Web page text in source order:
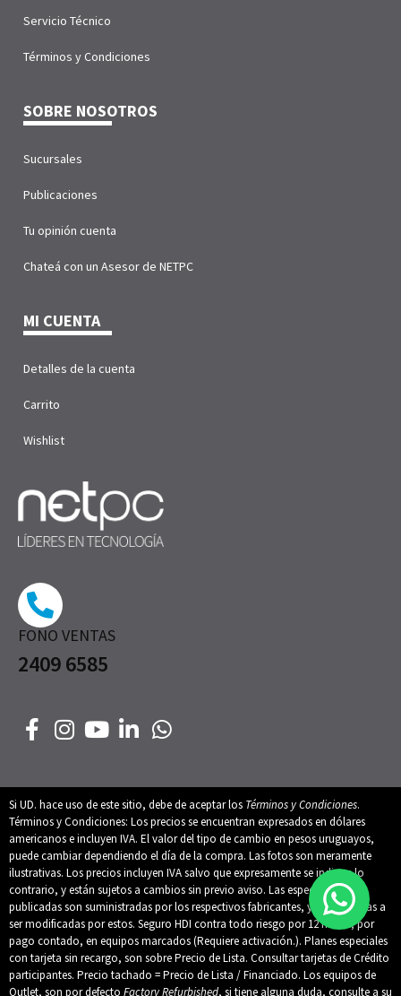
FONO VENTAS
2409 6585
Servicio Técnico
Términos y Condiciones
SOBRE NOSOTROS
Sucursales
Publicaciones
Tu opinión cuenta
Chateá con un Asesor de NETPC
MI CUENTA
Detalles de la cuenta
Carrito
Wishlist
Si UD. hace uso de este sitio, debe de aceptar los Términos y Condiciones.
Términos y Condiciones: Los precios se encuentran expresados en dólares
americanos e incluyen IVA. El valor del tipo de cambio en pesos uruguayos,
puede cambiar dependiendo el día de la compra. Las fotos son meramente
ilustrativas. Los precios incluyen IVA salvo que expresamente se indique lo
contrario, y están sujetos a cambios sin previo aviso. Las especificaciones
publicadas son suministradas por los respectivos fabricantes, y están sujetas a
ser modificadas por estos. Seguro HDI contra todo riesgo por 12 meses, por
pago contado, en equipos marcados (Requiere activación.). Planes especiales
con tarjeta sin recargo, son sobre Precio de Lista. Consultar tarjetas de Crédito
participantes. Precio tachado = Precio de Lista / Financiado. Los equipos de
Outlet, son por defecto Factory Refurbished, si tiene alguna duda, consulte a su